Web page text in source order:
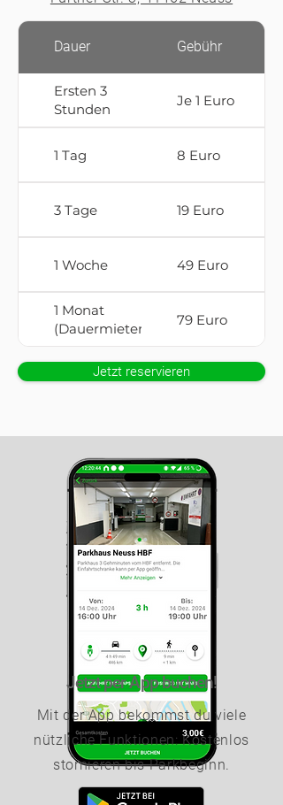
Dauer Gebühr
Ersten 3
Stunden
Je 1 Euro
1 Tag 8 Euro
3 Tage 19 Euro
1 Woche 49 Euro
1 Monat
(Dauermieter)
79 Euro
Jetzt reservieren
Jetzt per App buchen!
Mit der App bekommst du viele
nützliche Funktionen: Kostenlos
stornieren bis Parkbeginn.